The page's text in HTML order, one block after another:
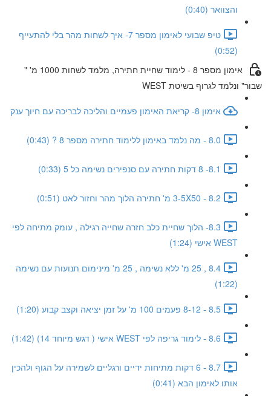
והצוואר (0:40)
טיפ שבועי לאימון מספר 7- איך לשחות מהר בלי להתעייף
(0:52)
אימון מספר 8 - לימוד שחיית חתירה, מלמד לשחות 1000 מ' "
שבור" ונלמד לגרוף בשיטת WEST
אימון 8- קריאת האימון פעמיים והליכה לבריכה עם חיוך ענק
8.0 - מה נלמד באימון ללימוד חתירה מספר 8 ? (0:43)
8.1- 8 דקות חתירה עם סנפירים נשימה כל 5 (0:33)
8.2 - 3-5X50 מ' חתירה הלוך מהר וחזור לאט (0:51)
8.3- הלוך שחיית כלב חזרה שחייה רגילה , עומק מתיחה לפי
WEST אישי (1:24)
8.4 , 25 מ' ללא נשימה , 25 מ' מינימום תנועות עם נשימה
(1:22)
8.5 - 8-12 פעמים 100 מ' על זמן יציאה וקצב קבוע (1:20)
8.6 - לימוד גריפה לפי WEST אישי ( דגש מיוחד 14) (1:42)
8.7 - 6 דקות מתיחות ידיים ורגליים לשמירה על הגוף ולהכין
אותו לאימון הבא (0:41)